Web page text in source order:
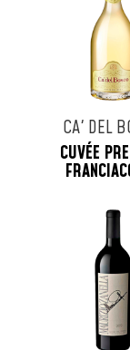
CA' DEL
CUVÉE